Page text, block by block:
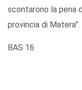
scontarono la pena
provincia di Matera”.
BAS 16